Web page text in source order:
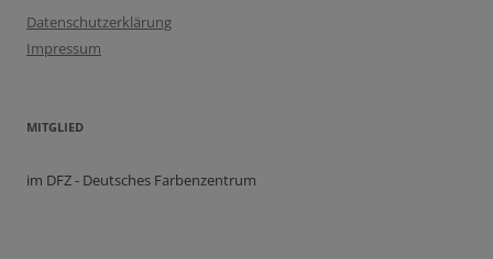
Datenschutzerklärung
Impressum
MITGLIED
im DFZ - Deutsches Farbenzentrum